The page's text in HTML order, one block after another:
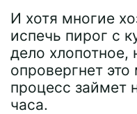
И хотя многие
испечь пирог с
дело хлопотное,
опровергнет
процесс займет
часа.